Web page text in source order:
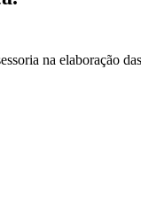
na elaboração